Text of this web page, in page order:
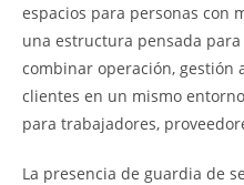
espacios para personas con
una estructura pensada
combinar operación, gestión
clientes en un mismo
para trabajadores,
La presencia de guardia de